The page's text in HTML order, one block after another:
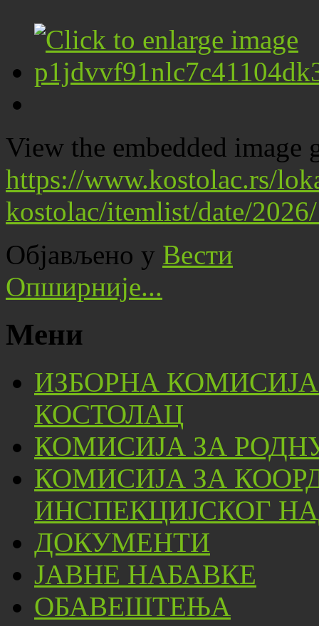
View the embedded image
https://www.kostolac.rs/
kostolac/itemlist/date/
Објављено у Вести
Опширније...
Мени
ИЗБОРНА
КОСТОЛАЦ
КОМИСИЈА ЗА
КОМИСИЈА ЗА
ИНСПЕКЦИЈСКОГ
ДОКУМЕНТИ
ЈАВНЕ НАБАВКЕ
ОБАВЕШТЕЊА